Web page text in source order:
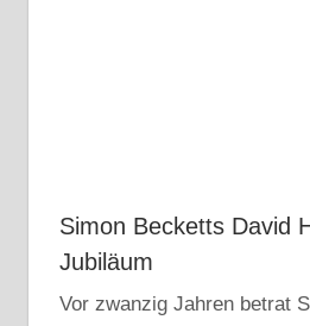
Simon Becketts David
Jubiläum
Vor zwanzig Jahren betrat